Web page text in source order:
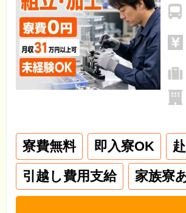
寮費無料 即入寮OK
引越し費用支給
家族寮